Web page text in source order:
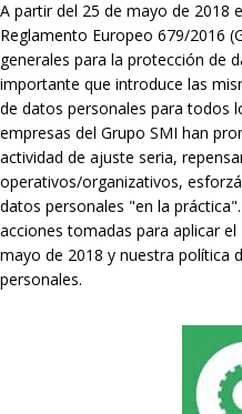
A partir del 25 de mayo de 2018
Reglamento Europeo 679/2016
generales para la protección de
importante que introduce las
de datos personales para todos
empresas del Grupo SMI han
actividad de ajuste seria,
operativos/organizativos,
datos personales "en la
acciones tomadas para aplicar
mayo de 2018 y nuestra política
personales.